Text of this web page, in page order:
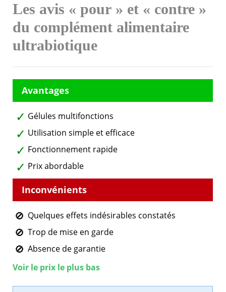
Les avis « pour » et « contre »
du complément alimentaire
ultrabiotique
Gélules multifonctions
Utilisation simple et efficace
Fonctionnement rapide
Prix abordable
Quelques effets indésirables constatés
Trop de mise en garde
Absence de garantie
Voir le prix le plus bas